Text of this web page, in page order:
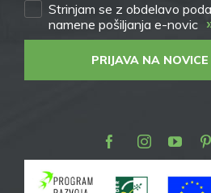
Strinjam se z obdelavo
namene pošiljanja e-novic
PRIJAVA NA NOVICE
FacebookInstagram